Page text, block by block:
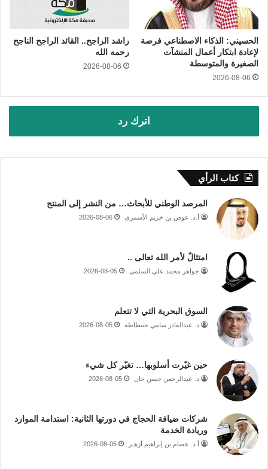
الحسيني: الذكاء الاصطناعي فرصة
لإعادة ابتكار أعمال المنشآت
الصغيرة والمتوسطة
2026-08-06
راشد الراجح.. القائد الراجح الناجح
رحمه الله
2026-08-06
اترك رد
كتاب الرأي
المرصد الوطني للأبحاث… من النشر إلى المنتج
أ.د. عوض بن خزيم الأسمري 2026-08-06
امتثالٌ لأمر الله تعالى ..
جواهر محمد علي السلمي 2026-08-05
السوق البحرية التي لا تتعلم
د. عبدالقادر سامي حنبظاظة 2026-08-05
حين غيّرت أسلوبها… تغيّر كل شيء
د. عبدالرحمن حسن جان 2026-08-05
شركات ضيافة الحجاج في دورتها الثانية: استدامة الموارد
وريادة الخدمة
أ.د. عصام بن إبراهيم أزهـر 2026-08-05